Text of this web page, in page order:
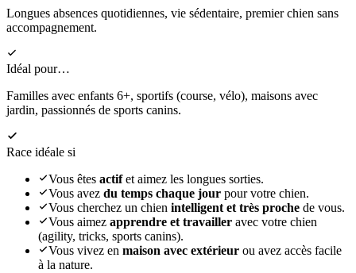
Longues absences quotidiennes, vie sédentaire, premier chien sans
accompagnement.
Idéal pour…
Familles avec enfants 6+, sportifs (course, vélo), maisons avec
jardin, passionnés de sports canins.
Race idéale si
Vous êtes actifet aimez les longues sorties.
Vous avez du temps chaque jour pour votre chien.
Vous cherchez un chien intelligent et très proche de vous.
Vous aimez apprendre et travailler avec votre chien
(agility, tricks, sports canins).
Vous vivez en maison avec extérieur ou avez accès facile
à la nature.